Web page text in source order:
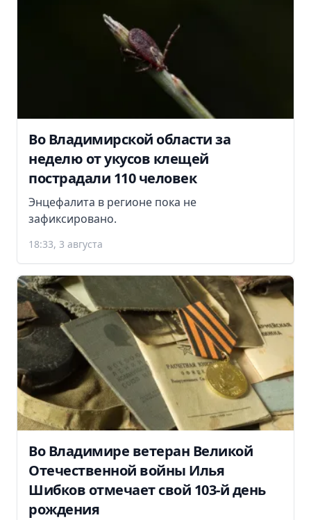
Во Владимирской области за
неделю от укусов клещей
пострадали 110 человек
Энцефалита в регионе пока не
зафиксировано.
18:33, 3 августа
Во Владимире ветеран Великой
Отечественной войны Илья
Шибков отмечает свой 103-й день
рождения